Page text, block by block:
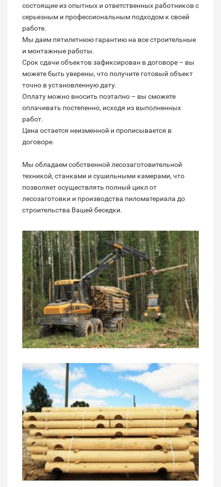
состоящие из опытных и ответственных работников с
серьезным и профессиональным подходом к своей
работе.
Мы даем пятилетнюю гарантию на все строительные
и монтажные работы.
Срок сдачи объектов зафиксирован в договоре – вы
можете быть уверены, что получите готовый объект
точно в установленную дату.
Оплату можно вносить поэтапно – вы сможете
оплачивать постепенно, исходя из выполненных
работ.
Цена остается неизменной и прописывается в
договоре.
Мы обладаем собственной лесозаготовительной
техникой, станками и сушильными камерами, что
позволяет осуществлять полный цикл от
лесозаготовки и производства пиломатериала до
строительства Вашей беседки.